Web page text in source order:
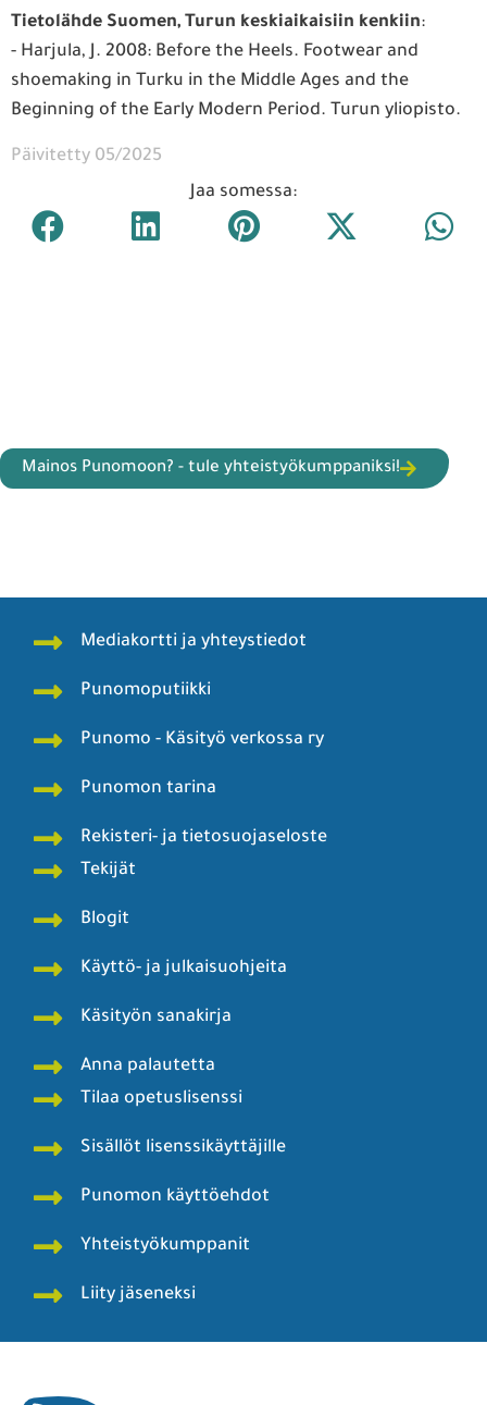
Tietolähde Suomen, Turun keskiaikaisiin kenkiin:
- Harjula, J. 2008: Before the Heels. Footwear and
shoemaking in Turku in the Middle Ages and the
Beginning of the Early Modern Period. Turun yliopisto.
Päivitetty 05/2025
Jaa somessa:
Mainos Punomoon? - tule yhteistyökumppaniksi!
Mediakortti ja yhteystiedot
Punomoputiikki
Punomo - Käsityö verkossa ry
Punomon tarina
Rekisteri- ja tietosuojaseloste
Tekijät
Blogit
Käyttö- ja julkaisuohjeita
Käsityön sanakirja
Anna palautetta
Tilaa opetuslisenssi
Sisällöt lisenssikäyttäjille
Punomon käyttöehdot
Yhteistyökumppanit
Liity jäseneksi